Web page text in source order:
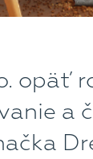
opäť
a